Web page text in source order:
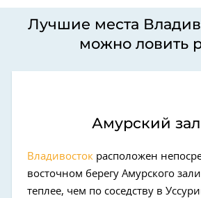
Лучшие места
можно ловить
Амурский
Владивосток расположен
восточном берегу Амурского
теплее, чем по соседству в